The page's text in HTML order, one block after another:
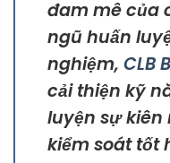
đam mê của
ngũ huấn
nghiệm, CLB
cải thiện kỹ
luyện sự kiên
kiểm soát tốt